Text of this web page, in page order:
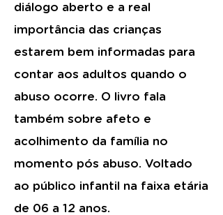
diálogo aberto e a real
importância das crianças
estarem bem informadas para
contar aos adultos quando o
abuso ocorre. O livro fala
também sobre afeto e
acolhimento da família no
momento pós abuso. Voltado
ao público infantil na faixa etária
de 06 a 12 anos.